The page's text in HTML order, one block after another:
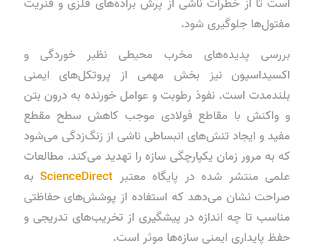
مفتول‌ها جلوگیری شود.
بررسی پدیده‌های مخرب محیطی نظیر خوردگی و
اکسیداسیون نیز بخش مهمی از پروتکل‌های ایمنی
بلندمدت است. نفوذ رطوبت و عوامل خورنده به درون بتن
و واکنش با مقاطع فولادی موجب کاهش سطح مقطع
مفید و ایجاد تنش‌های انبساطی ناشی از زنگ‌زدگی می‌شود
که به مرور زمان یکپارچگی سازه را تهدید می‌کند. مطالعات
علمی منتشر شده در پایگاه معتبر ScienceDirectبه
صراحت نشان می‌دهد که استفاده از پوشش‌های حفاظتی
مناسب تا چه اندازه در پیشگیری از تخریب‌های تدریجی و
حفظ پایداری ایمنی سازه‌ها موثر است.